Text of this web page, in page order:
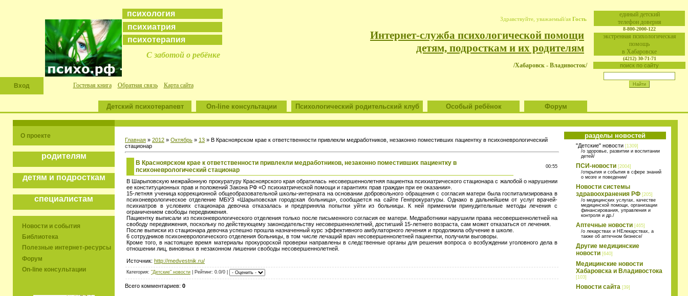
eдиный детский
телефон доверия
8-800-2000-122
экстренная психологическая
помощь
в Хабаровске
(4212) 30-71-71
поиск по сайту
психология
психиатрия
психотерапия
С заботой о ребёнке
Здравствуйте, уважаемый/ая Гость
Интернет-служба психологической помощи
детям, подросткам и их родителям
/Хабаровск - Владивосток/
Вход Гостевая книга Обратная связь Карта сайта
Детский психотерапевт On-line консультации Психологический родительский клуб Особый ребёнок Форум
О проекте
родителям
детям и подросткам
специалистам
Новости и события
Библиотека
Полезные интернет-ресурсы
Форум
On-line консультации
Главная » 2012 » Октябрь » 13 » В Красноярском крае к ответственности привлекли медработников, незаконно поместивших пациентку в психоневрологический
стационар
В Красноярском крае к ответственности привлекли медработников, незаконно поместивших пациентку в
психоневрологический стационар
00:55
В Шарыповскую межрайонную прокуратуру Красноярского края обратилась несовершеннолетняя пациентка психиатрического стационара с жалобой о нарушении
ее конституционных прав и положений Закона РФ «О психиатрической помощи и гарантиях прав граждан при ее оказании».
15-летняя ученица коррекционной общеобразовательной школы-интерната на основании добровольного обращения с согласия матери была госпитализирована в
психоневрологическое отделение МБУЗ «Шарыповская городская больница», сообщается на сайте Генпрокуратуры. Однако в дальнейшем от услуг врачей-
психиатров в условиях стационара девочка отказалась и предприняла попытки уйти из больницы. К ней применили принудительные методы лечения с
ограничением свободы передвижения.
Пациентку выписали из психоневрологического отделения только после письменного согласия ее матери. Медработники нарушили права несовершеннолетней на
свободу передвижения, поскольку по действующему законодательству несовершеннолетний, достигший 15-летнего возраста, сам может отказаться от лечения.
После выписки из стационара девочка успешно прошла назначенный курс эффективного амбулаторного лечения и продолжила обучение в школе.
6 сотрудников психоневрологического отделения больницы, в том числе лечащий врач несовершеннолетней пациентки, получили выговоры.
Кроме того, в настоящее время материалы прокурорской проверки направлены в следственные органы для решения вопроса о возбуждении уголовного дела в
отношении лиц, виновных в незаконном лишении свободы несовершеннолетней.
Источник: http://medvestnik.ru/
Категория: "Детские" новости | Рейтинг: 0.0/0 |
Всего комментариев: 0
разделы новостей
"Детские" новости [1309]
/о здоровье, развитии и воспитании
детей/
ПСИ-новости [2004]
/открытия и события в сфере знаний
о мозге и поведении/
Новости системы
здравоохранения РФ [205]
/о медицинских услугах, качестве
медицинской помощи, организации
финансирования, управления и
контроля и др./
Аптечные новости [465]
/о лекарствах и НЕлекарствах, а
также об аптечном бизнесе/
Другие медицинские
новости [640]
Медицинские новости
Хабаровска и Владивостока
[103]
Новости сайта [39]